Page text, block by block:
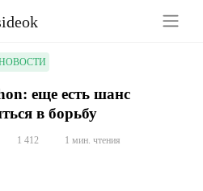
еще есть шанс
в борьбу
1 412 1 мин. чтения